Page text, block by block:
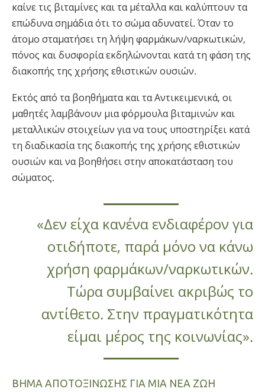
καίνε τις βιταμίνες και τα μέταλλα και καλύπτουν τα
επώδυνα σημάδια ότι το σώμα αδυνατεί. Όταν το
άτομο σταματήσει τη λήψη φαρμάκων/ναρκωτικών,
πόνος και δυσφορία εκδηλώνονται κατά τη φάση της
διακοπής της χρήσης εθιστικών ουσιών.
Εκτός από τα βοηθήματα και τα Αντικειμενικά, οι
μαθητές λαμβάνουν μια φόρμουλα βιταμινών και
μεταλλικών στοιχείων για να τους υποστηρίξει κατά
τη διαδικασία της διακοπής της χρήσης εθιστικών
ουσιών και να βοηθήσει στην αποκατάσταση του
σώματος.
«Δεν είχα κανένα ενδιαφέρον για
οτιδήποτε, παρά μόνο να κάνω
χρήση φαρμάκων/ναρκωτικών.
Τώρα συμβαίνει ακριβώς το
αντίθετο. Στην πραγματικότητα
είμαι μέρος της κοινωνίας».
ΒΗΜΑ ΑΠΟΤΟΞΙΝΩΣΗΣ ΓΙΑ ΜΙΑ ΝΕΑ ΖΩΗ